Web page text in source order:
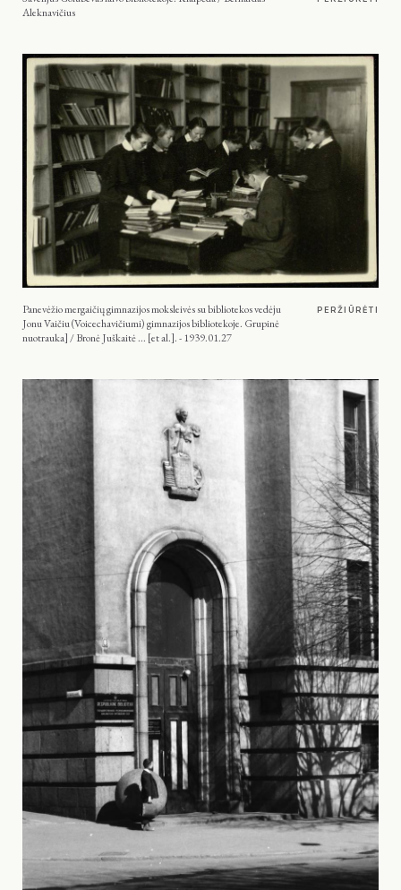
Aleknavičius
Panevėžio mergaičių gimnazijos moksleivės su bibliotekos vedėju
Jonu Vaičiu (Voicechavičiumi) gimnazijos bibliotekoje. Grupinė
nuotrauka] / Bronė Juškaitė ... [et al.]. - 1939.01.27
PERŽIŪRĖTI